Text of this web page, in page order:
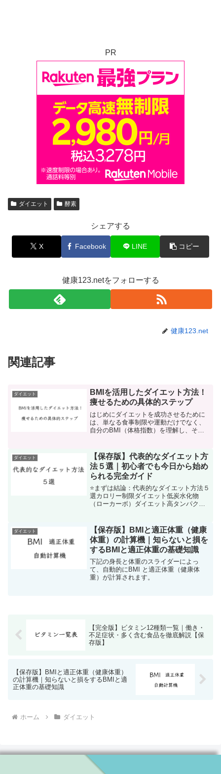
PR
ダイエット 酵素
シェアする
X Facebook LINE コピー
健康123.netをフォローする
健康123.net
関連記事
ダイエット
BMIを活用したダイエット方法！
痩せるための具体的ステップ
はじめにダイエットを成功させるために
は、単なる食事制限や運動だけでなく、
自分のBMI（体格指数）を理解し、それ
イエットの具体的ステップを詳しく解説
します。BMIとは？...
ダイエット
【保存版】代表的なダイエット方
法５選｜初心者でも今日から始め
られる完全ガイド
⭐まずは結論：代表的なダイエット方法５
選カロリー制限ダイエット低炭水化物
（ローカーボ）ダイエット高タンパク質
ット方法を比較（早見表）ダイエット方
法難易度効果の出やすさ健...
ダイエット
【保存版】BMIと適正体重（健康
体重）の計算機｜知らないと損を
するBMIと適正体重の基礎知識
下記の身長と体重のスライダーによっ
て、自動的にBMI と適正体重（健康体
重）が計算されます。
【完全版】ビタミン12種類一覧｜働き・
不足症状・多く含む食品を徹底解説【保
存版】
【保存版】BMIと適正体重（健康体重）
の計算機｜知らないと損をするBMIと適
正体重の基礎知識
ホーム ダイエット